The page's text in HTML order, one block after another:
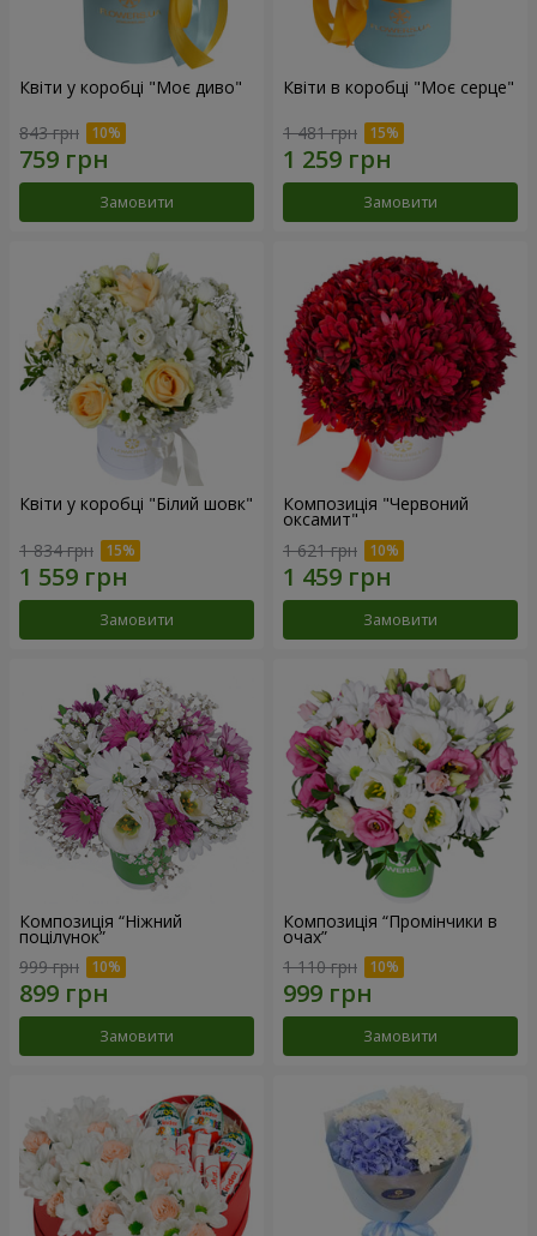
Квіти у коробці "Моє диво"
843 грн
Замовити
Квіти в коробці "Моє серце"
1 481 грн
Замовити
Квіти у коробці "Білий шовк"
1 834 грн
Замовити
Композиція "Червоний
оксамит"
1 621 грн
Замовити
Композиція “Ніжний
поцілунок”
999 грн
Замовити
Композиція “Промінчики в
очах”
1 110 грн
Замовити